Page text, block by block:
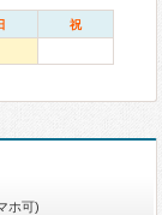
祝
ホ可)